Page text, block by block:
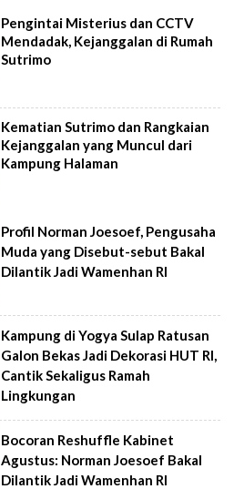
Pengintai Misterius dan CCTV
Mendadak, Kejanggalan di Rumah
Sutrimo
Kematian Sutrimo dan Rangkaian
Kejanggalan yang Muncul dari
Kampung Halaman
Profil Norman Joesoef, Pengusaha
Muda yang Disebut-sebut Bakal
Dilantik Jadi Wamenhan RI
Kampung di Yogya Sulap Ratusan
Galon Bekas Jadi Dekorasi HUT RI,
Cantik Sekaligus Ramah
Lingkungan
Bocoran Reshuffle Kabinet
Agustus: Norman Joesoef Bakal
Dilantik Jadi Wamenhan RI